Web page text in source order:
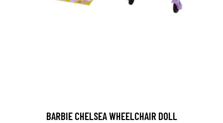
BARBIE CHELSEA WHEELCHAIR DOLL